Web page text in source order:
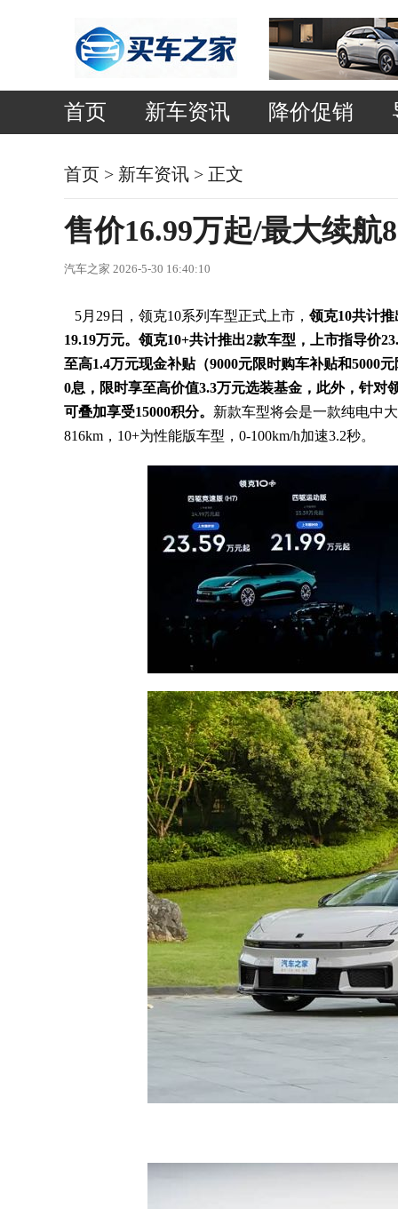
首页 新车资讯 降价促销
首页 > 新车资讯 > 正文
售价16.99万起/最大续航
汽车之家 2026-5-30 16:40:10
5月29日，领克10系列车型正式上市， 领克10共计推
19.19万元。领克10+共计推出2款车型，上市指导价
至高1.4万元现金补贴（9000元限时购车补贴和5000
0息，限时享至高价值3.3万元选装基金，此外，针对
可叠加享受15000积分。 新款车型将会是一款纯电中
816km，10+为性能版车型，0-100km/h加速3.2秒。